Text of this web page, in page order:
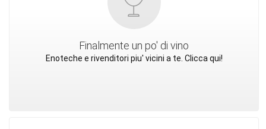
Finalmente un po' di vino
Enoteche e rivenditori piu' vicini a te. Clicca qui!